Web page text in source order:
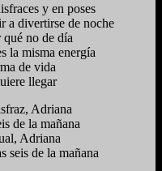
y en poses
a divertirse de noche
no de día
la misma energía
de vida
llegar
Adriana
de la mañana
Adriana
seis de la mañana